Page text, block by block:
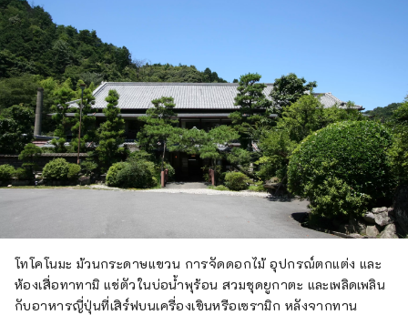
โทโคโนมะ ม้วนกระดาษแขวน การจัดดอกไม้ อุปกรณ์ตกแต่ง และ
ห้องเสื่อทาทามิ แช่ตัวในบ่อน้ำพุร้อน สวมชุดยูกาตะ และเพลิดเพลิน
กับอาหารญี่ปุ่นที่เสิร์ฟบนเครื่องเขินหรือเซรามิก หลังจากทาน